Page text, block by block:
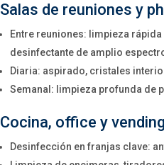
Salas de reuniones y
Entre reuniones: limpieza
desinfectante de amplio
Diaria: aspirado, cristales
Semanal: limpieza profunda de
Cocina, office y vending
Desinfección en franjas clave: